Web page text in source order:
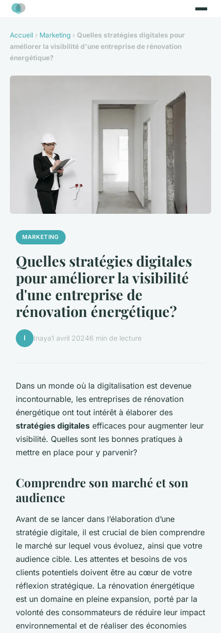
Accueil › Marketing › Quelles stratégies digitales pour
améliorer la visibilité d'une entreprise de rénovation
énergétique?
MARKETING
Quelles stratégies digitales
pour améliorer la visibilité
d'une entreprise de
rénovation énergétique?
I Inaya1 avril 20246 min de lecture
Dans un monde où la digitalisation est devenue
incontournable, les entreprises de rénovation
énergétique ont tout intérêt à élaborer des
stratégies digitales efficaces pour augmenter leur
visibilité. Quelles sont les bonnes pratiques à
mettre en place pour y parvenir?
Comprendre son marché et son
audience
Avant de se lancer dans l’élaboration d’une
stratégie digitale, il est crucial de bien comprendre
le marché sur lequel vous évoluez, ainsi que votre
audience cible. Les attentes et besoins de vos
clients potentiels doivent être au cœur de votre
réflexion stratégique. La rénovation énergétique
est un domaine en pleine expansion, porté par la
volonté des consommateurs de réduire leur impact
environnemental et de réaliser des économies